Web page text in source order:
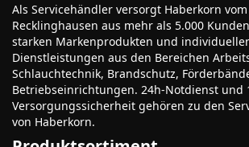
Als Servicehändler versorgt Haberkorn
Recklinghausen aus mehr als 5.000
starken Markenprodukten und
Dienstleistungen aus den Bereichen
Schlauchtechnik, Brandschutz,
Betriebseinrichtungen. 24h-Notdienst und
Versorgungssicherheit gehören zu den
von Haberkorn.